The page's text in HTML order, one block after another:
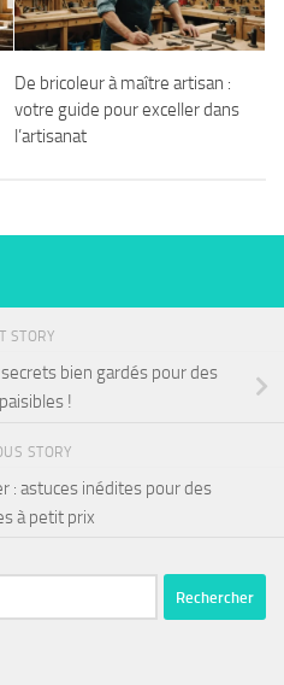
De bricoleur à maître artisan :
votre guide pour exceller dans
l’artisanat
STORY
bien gardés pour des
!
STORY
: astuces inédites pour des
à petit prix